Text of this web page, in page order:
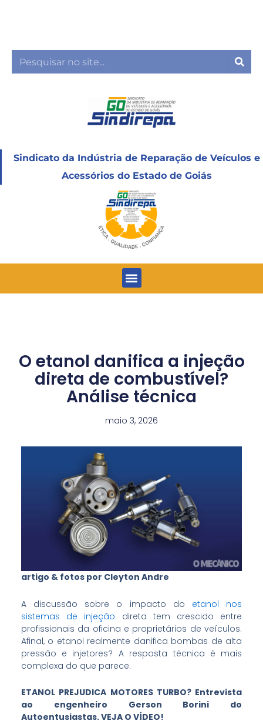
conteúdo
Sindicato da Indústria de Reparação de Veículos e
Acessórios do Estado de Goiás
Menu
O etanol danifica a injeção
direta de combustível?
Análise técnica
maio 3, 2026
artigo & fotos por Cleyton Andre
A discussão sobre o impacto do etanol nos
sistemas de injeção direta tem crescido entre
profissionais da oficina e proprietários de veículos.
Afinal, o etanol realmente danifica bombas de alta
pressão e injetores? A resposta técnica é mais
complexa do que parece.
ETANOL PREJUDICA MOTORES TURBO? Entrevista
ao engenheiro Gerson Borini do
Autoentusiastas. VEJA O VÍDEO!